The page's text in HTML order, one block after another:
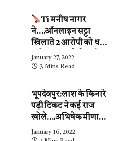
Ti मनीष नागर
ने….ऑनलाइन सट्टा
खिलाते 2 आरोपी को धर
दबोचा….कब्जे से ढाई
लाख के हिसाब-किताब
January 27, 2022
3 Mins Read
भूपदेवपुर:लाश के किनारे
पड़ी टिकट ने कई राज
खोले….अभिषेक मीणा
की पुलिस ने…महिला की
January 16, 2022